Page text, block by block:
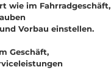
wie im Fahrradgeschäft,
Vorbau einstellen.
Geschäft,